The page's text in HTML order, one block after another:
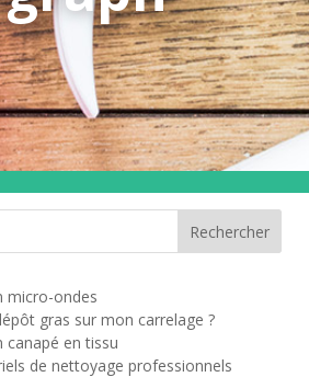
Rechercher
micro-ondes
gras sur mon carrelage ?
en tissu
de nettoyage professionnels